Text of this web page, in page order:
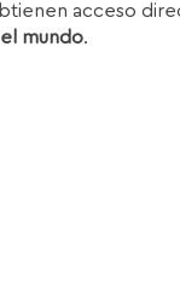
acceso
mundo.